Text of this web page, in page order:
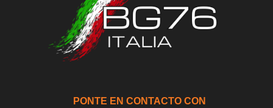
PONTE EN CONTACTO CON